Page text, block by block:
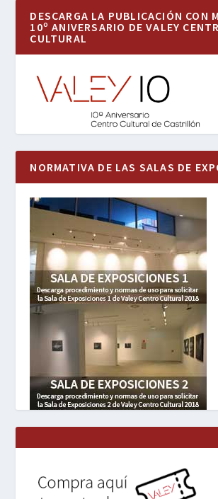
DESCARGA LA PUBLICACIÓN CON
10º ANIVERSARIO DE VALEY
CULTURAL
NORMATIVA DE LAS SALAS DE